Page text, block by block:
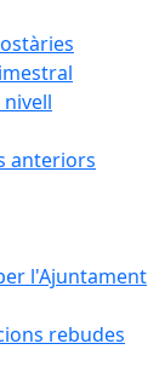
anteriors
l'Ajuntament
rebudes